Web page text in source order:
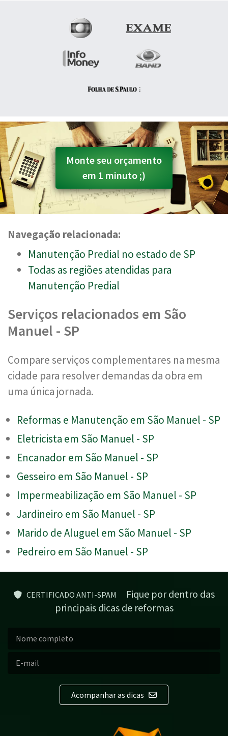
Monte seu orçamento
em 1 minuto ;)
Navegação relacionada:
Manutenção Predial no estado de SP
Todas as regiões atendidas para
Manutenção Predial
Serviços relacionados em São
Manuel - SP
Compare serviços complementares na mesma
cidade para resolver demandas da obra em
uma única jornada.
Reformas e Manutenção em São Manuel - SP
Eletricista em São Manuel - SP
Encanador em São Manuel - SP
Gesseiro em São Manuel - SP
Impermeabilização em São Manuel - SP
Jardineiro em São Manuel - SP
Marido de Aluguel em São Manuel - SP
Pedreiro em São Manuel - SP
CERTIFICADO ANTI-SPAM
Fique por dentro das
principais dicas de reformas
Acompanhar as dicas